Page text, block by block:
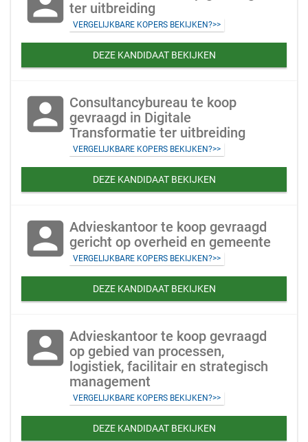
ter uitbreiding
VERGELIJKBARE KOPERS BEKIJKEN?>>
DEZE KANDIDAAT BEKIJKEN
account_box Consultancybureau te koop
gevraagd in Digitale
Transformatie ter uitbreiding
VERGELIJKBARE KOPERS BEKIJKEN?>>
DEZE KANDIDAAT BEKIJKEN
account_box Advieskantoor te koop gevraagd
gericht op overheid en gemeente
VERGELIJKBARE KOPERS BEKIJKEN?>>
DEZE KANDIDAAT BEKIJKEN
account_box Advieskantoor te koop gevraagd
op gebied van processen,
logistiek, facilitair en strategisch
management
VERGELIJKBARE KOPERS BEKIJKEN?>>
DEZE KANDIDAAT BEKIJKEN